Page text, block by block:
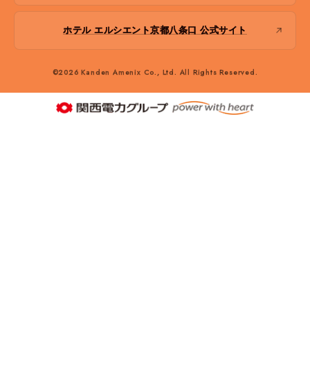
ホテル エルシエント京都八条口 公式サイト
©2026 Kanden Amenix Co., Ltd. All Rights Reserved.